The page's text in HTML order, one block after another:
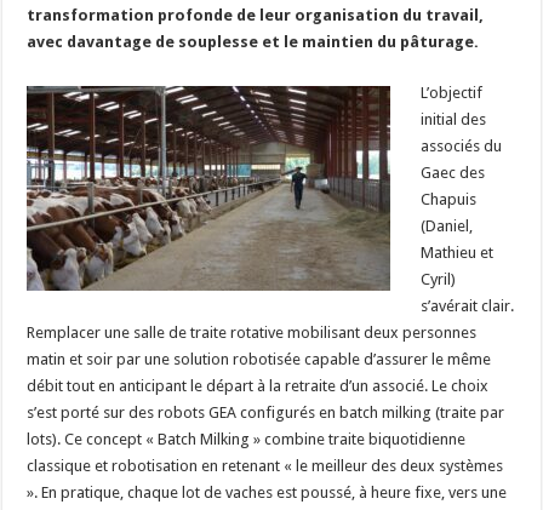
transformation profonde de leur organisation du travail,
avec davantage de souplesse et le maintien du pâturage.
L’objectif
initial des
associés du
Gaec des
Chapuis
(Daniel,
Mathieu et
Cyril)
s’avérait clair.
Remplacer une salle de traite rotative mobilisant deux personnes
matin et soir par une solution robotisée capable d’assurer le même
débit tout en anticipant le départ à la retraite d’un associé. Le choix
s’est porté sur des robots GEA configurés en batch milking (traite par
lots). Ce concept « Batch Milking » combine traite biquotidienne
classique et robotisation en retenant « le meilleur des deux systèmes
». En pratique, chaque lot de vaches est poussé, à heure fixe, vers une